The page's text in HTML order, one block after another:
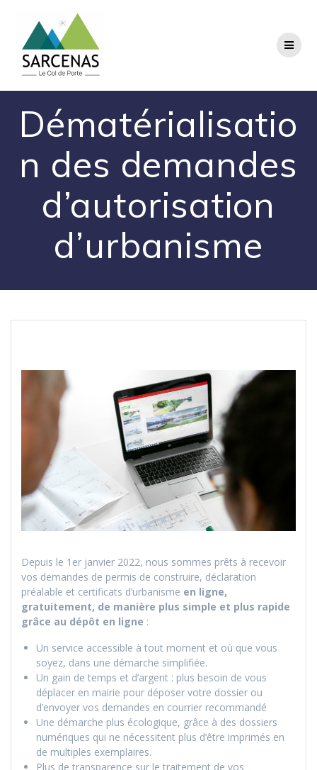
Dématérialisatio
n des demandes
d’autorisation
d’urbanisme
Depuis le 1er janvier 2022, nous sommes prêts à recevoir
vos demandes de permis de construire, déclaration
préalable et certificats d’urbanisme en ligne,
gratuitement, de manière plus simple et plus rapide
grâce au dépôt en ligne :
Un service accessible à tout moment et où que vous
soyez, dans une démarche simplifiée.
Un gain de temps et d’argent : plus besoin de vous
déplacer en mairie pour déposer votre dossier ou
d’envoyer vos demandes en courrier recommandé
Une démarche plus écologique, grâce à des dossiers
numériques qui ne nécessitent plus d’être imprimés en
de multiples exemplaires.
Plus de transparence sur le traitement de vos